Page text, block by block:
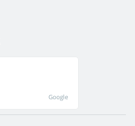
Google